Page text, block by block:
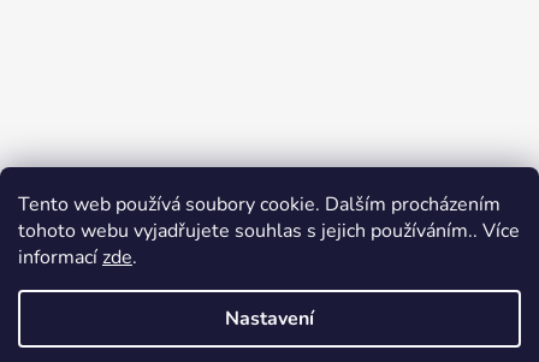
Tento web používá soubory cookie. Dalším procházením
tohoto webu vyjadřujete souhlas s jejich používáním.. Více
informacízde.
Nastavení